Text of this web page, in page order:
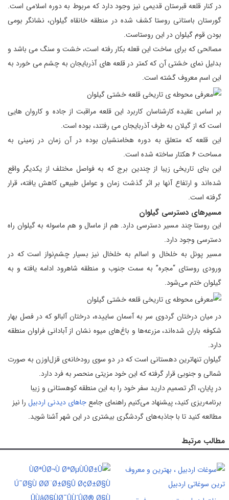
در کنار قلعه قبرستان قدیمی نیز وجود دارد که مربوط به دوره اسلامی است.
گورستان باستانی روستا کشف شده در منطقه خانقاه گیلوان، نشانگر بومی
بودن قوم گیلوان در این روستاست.
مصالحی که برای ساخت این قعله بکار رفته است، خشت و سنگ می باشد و
بدلیل نمای خشتی آن که کمتر در قلعه های آذربایجان به چشم می خورد به
این اسم معروف گشته است.
بر اساس عقیده کارشناسان کاربرد این قلعه مراقبت از جاده و کاروان هایی
است که از گیلان به طرف آذربایجان می رفتند، بوده است.
این قلعه که متعلق به دوره هخامنشیان بوده در آن زمان در زمینی به
مساحت ۶ هکتار ساخته شده است.
این بنای تاریخی زیبا از چندین برج که به فواصل مختلف از یکدیگر واقع
شده‌اند و ارتفاع آنها بر اثر گذشت زمان و عوامل طبیعی کاهش یافته، قرار
گرفته است.
مسیرهای دسترسی گیلوان
این روستا چند مسیر دسترسی دارد. هم از ماسال و هم ماسوله به گیلوان راه
دسترسی وجود دارد.
مسیر پونل به خلخال و اسالم به خلخال نیز بسیار چشم‌نواز است که در
ورودی روستای “مجره” به سمت جنوب و منطقه شاهرود ادامه یافته و به
گیلوان ختم می‌شود.
در میان درختان گردوی سر به آسمان ساییده، درختان آلبالو که در فصل بهار
شکوفه باران شده‌اند، مزرعه‌ها و باغ‌های میوه نشان از آبادانی فراوان منطقه
دارد.
گیلوان تنها‌ترین دهستانی است که در دو سوی رودخانه‌ی قزل‌اوزن به صورت
شمالی و جنوبی قرار گرفته که این خود مزیتی منحصر به فرد دارد.
در پایان، اگر تصمیم دارید سفر خود را به این منطقه کوهستانی و زیبا
برنامه‌ریزی کنید، پیشنهاد می‌کنیم راهنمای جامعجاهای دیدنی اردبیل را نیز
مطالعه کنید تا با جاذبه‌های گردشگری بیشتری در این شهر آشنا شوید.
مطالب مرتبط